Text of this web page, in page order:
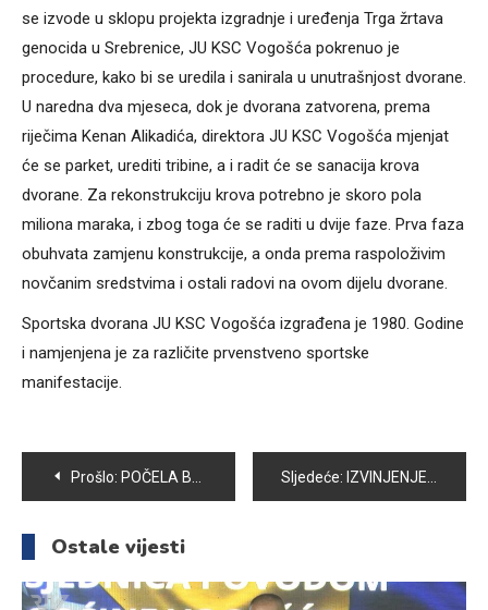
se izvode u sklopu projekta izgradnje i uređenja Trga žrtava
genocida u Srebrenice, JU KSC Vogošća pokrenuo je
procedure, kako bi se uredila i sanirala u unutrašnjost dvorane.
U naredna dva mjeseca, dok je dvorana zatvorena, prema
riječima Kenan Alikadića, direktora JU KSC Vogošća mjenjat
će se parket, urediti tribine, a i radit će se sanacija krova
dvorane. Za rekonstrukciju krova potrebno je skoro pola
miliona maraka, i zbog toga će se raditi u dvije faze. Prva faza
obuhvata zamjenu konstrukcije, a onda prema raspoloživim
novčanim sredstvima i ostali radovi na ovom dijelu dvorane.
Sportska dvorana JU KSC Vogošća izgrađena je 1980. Godine
i namjenjena je za različite prvenstveno sportske
manifestacije.
Navigacija
članaka
Prošlo: POČELA BERBA KORNIŠONA Sljedeće: IZVINJENJE ZIJADA KADRIĆA ZBOG NENAMJERNE GREŠKE U IZJAVI
Ostale vijesti